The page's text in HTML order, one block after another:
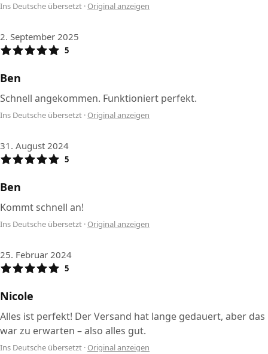
Ins Deutsche übersetzt · Original anzeigen
2. September 2025
5
Ben
Schnell angekommen. Funktioniert perfekt.
Ins Deutsche übersetzt · Original anzeigen
31. August 2024
5
Ben
Kommt schnell an!
Ins Deutsche übersetzt · Original anzeigen
25. Februar 2024
5
Nicole
Alles ist perfekt! Der Versand hat lange gedauert, aber das
war zu erwarten – also alles gut.
Ins Deutsche übersetzt · Original anzeigen